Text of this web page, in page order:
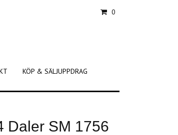
0
KÖP & SÄLJUPPDRAG
Daler SM 1756